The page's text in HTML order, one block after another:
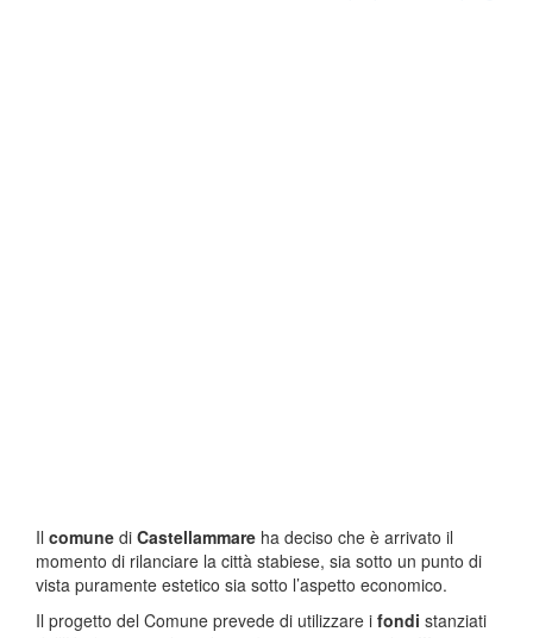
Il comune di Castellammare ha deciso che è arrivato il
momento di rilanciare la città stabiese, sia sotto un punto di
vista puramente estetico sia sotto l’aspetto economico.
Il progetto del Comune prevede di utilizzare i fondi stanziati